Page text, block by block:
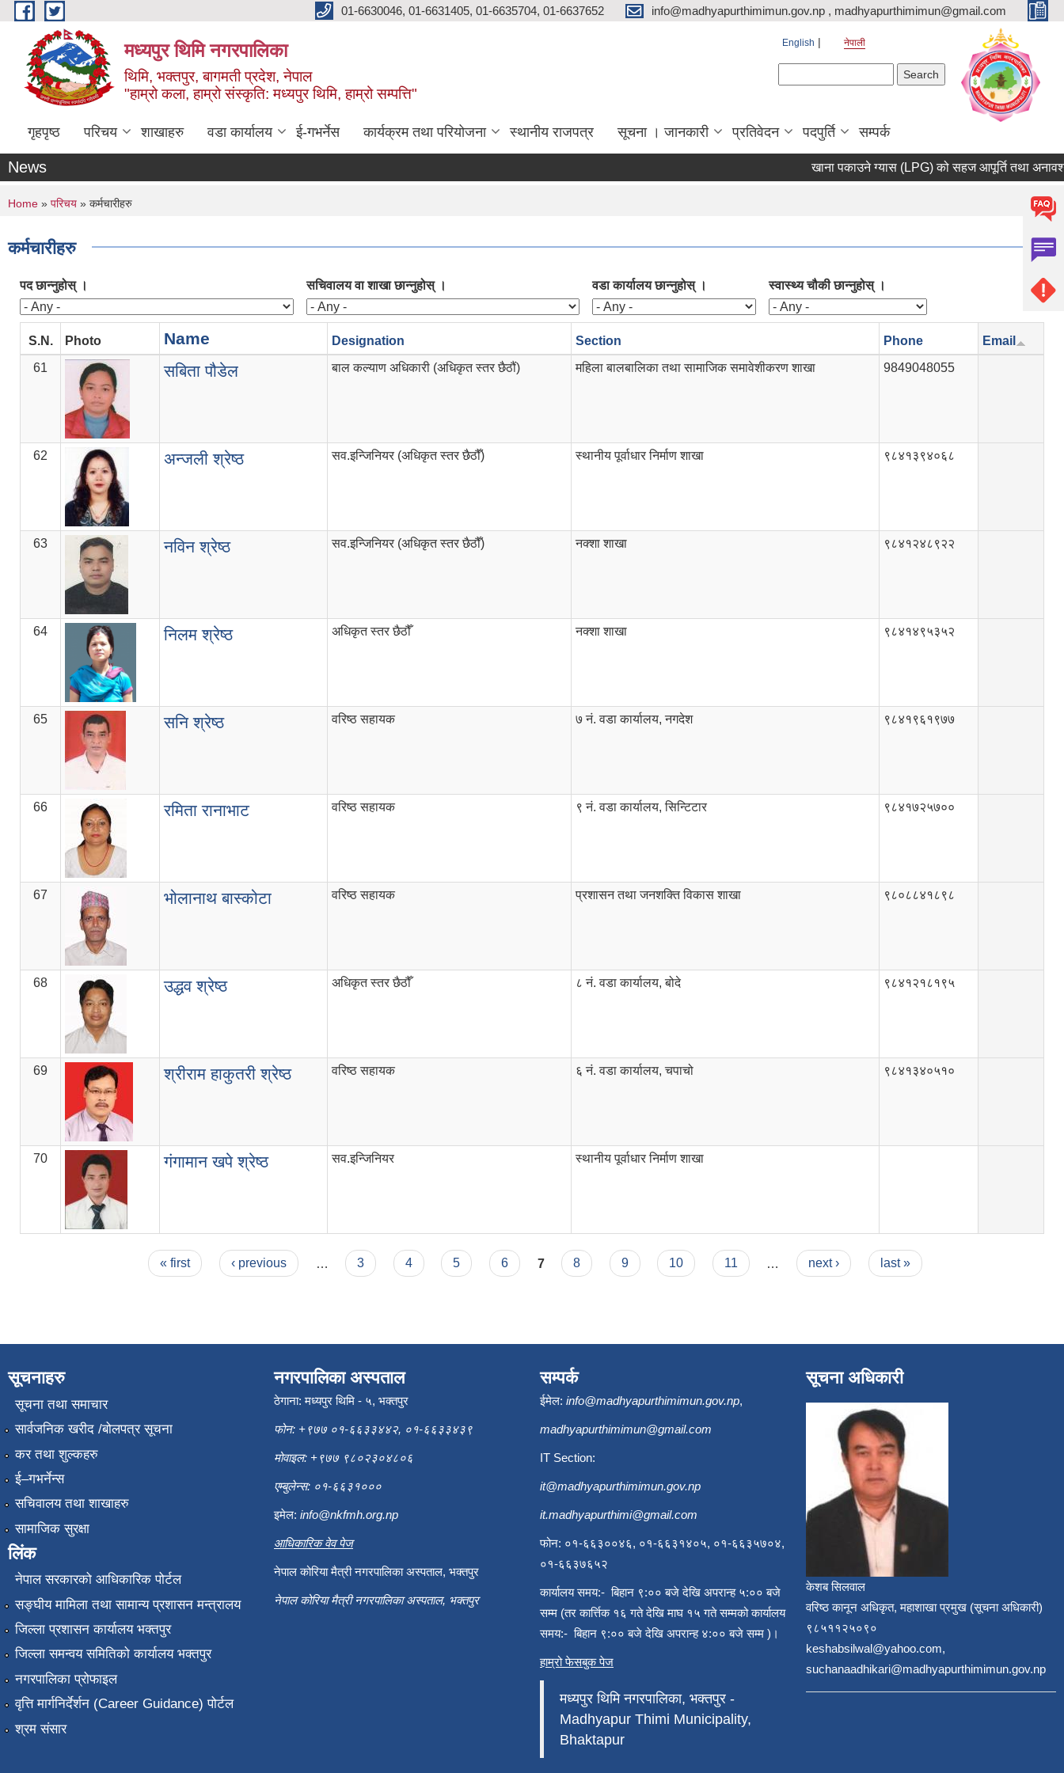
Skip to main content 01-6630046, 01-6631405, 01-6635704, 01-6637652 info@madhyapurthimimun.gov.np , madhyapurthimimun@gmail.com
मध्यपुर थिमि नगरपालिका
थिमि, भक्तपुर, बागमती प्रदेश, नेपाल
"हाम्रो कला, हाम्रो संस्कृति: मध्यपुर थिमि, हाम्रो सम्पत्ति"
English नेपाली
गृहपृष्ठ परिचय शाखाहरु वडा कार्यालय ई-गभर्नेस कार्यक्रम तथा परियोजना स्थानीय राजपत्र सूचना । जानकारी प्रतिवेदन पदपुर्ति सम्पर्क
News खाना पकाउने ग्यास (LPG) को सहज आपूर्ति तथा
You are here
Home » परिचय » कर्मचारीहरु
कर्मचारीहरु
पद छान्नुहोस् । सचिवालय वा शाखा छान्नुहोस् । वडा कार्यालय छान्नुहोस् । स्वास्थ्य चौकी छान्नुहोस् ।
S.N. Photo Name Designation Section Phone
Email
61
सबिता पौडेल बाल कल्याण अधिकारी (अधिकृत स्तर छैठौं) महिला बालबालिका तथा सामाजिक समावेशीकरण शाखा 9849048055
62 अन्जली श्रेष्ठ सव.इन्जिनियर (अधिकृत स्तर छैठौँ) स्थानीय पूर्वाधार निर्माण शाखा ९८४१३९४०६८
63 नविन श्रेष्ठ सव.इन्जिनियर (अधिकृत स्तर छैठौँ) नक्शा शाखा ९८४१२४८९२२
64 निलम श्रेष्ठ अधिकृत स्तर छैठौँ नक्शा शाखा ९८४१४९५३५२
65 सनि श्रेष्ठ वरिष्ठ सहायक ७ नं. वडा कार्यालय, नगदेश ९८४१९६१९७७
66 रमिता रानाभाट वरिष्ठ सहायक ९ नं. वडा कार्यालय, सिन्टिटार ९८४१७२५७००
67 भोलानाथ बास्कोटा वरिष्ठ सहायक प्रशासन तथा जनशक्ति विकास शाखा ९८०८८४१८९८
68 उद्धव श्रेष्ठ अधिकृत स्तर छैठौँ ८ नं. वडा कार्यालय, बोदे ९८४१२१८१९५
69 श्रीराम हाकुतरी श्रेष्ठ वरिष्ठ सहायक ६ नं. वडा कार्यालय, चपाचो ९८४१३४०५१०
70 गंगामान खपे श्रेष्ठ सव.इन्जिनियर स्थानीय पूर्वाधार निर्माण शाखा
« first ‹ previous … 3 4 5 6 7 8 9 10 11 … next › last »
सूचनाहरु
सूचना तथा समाचार
सार्वजनिक खरीद /बोलपत्र सूचना
कर तथा शुल्कहरु
ई–गभर्नेन्स
सचिवालय तथा शाखाहरु
सामाजिक सुरक्षा
लिंक
नेपाल सरकारको आधिकारिक पोर्टल
सङ्‍घीय मामिला तथा सामान्य प्रशासन मन्त्रालय
जिल्ला प्रशासन कार्यालय भक्तपुर
जिल्ला समन्वय समितिको कार्यालय भक्तपुर
नगरपालिका प्रोफाइल
वृत्ति मार्गनिर्देर्शन (Career Guidance) पोर्टल
श्रम संसार
नगरपालिका अस्पताल
ठेगाना: मध्यपुर थिमि - ५, भक्तपुर
फोन: +९७७ ०१-६६३३४४२, ०१-६६३३४३९
मोवाइल: +९७७ ९८०२३०४८०६
एम्बुलेन्स: ०१-६६३१०००
इमेल: info@nkfmh.org.np
आधिकारिक वेव पेज
नेपाल कोरिया मैत्री नगरपालिका अस्पताल, भक्तपुर
नेपाल कोरिया मैत्री नगरपालिका अस्पताल, भक्तपुर
सम्पर्क
ईमेल: info@madhyapurthimimun.gov.np,
madhyapurthimimun@gmail.com
IT Section:
it@madhyapurthimimun.gov.np
it.madhyapurthimi@gmail.com
फोन: ०१-६६३००४६, ०१-६६३१४०५, ०१-६६३५७०४,
०१-६६३७६५२
कार्यालय समय:- बिहान ९:०० बजे देखि अपरान्ह ५:०० बजे
सम्म (तर कार्त्तिक १६ गते देखि माघ १५ गते सम्मको कार्यालय
समय:- बिहान ९:०० बजे देखि अपरान्ह ४:०० बजे सम्म )।
हाम्रो फेसबुक पेज
मध्यपुर थिमि नगरपालिका, भक्तपुर -
Madhyapur Thimi Municipality,
Bhaktapur
सूचना अधिकारी
केशब सिलवाल
वरिष्ठ कानून अधिकृत, महाशाखा प्रमुख (सूचना अधिकारी)
९८५११२५०९०
keshabsilwal@yahoo.com,
suchanaadhikari@madhyapurthimimun.gov.np